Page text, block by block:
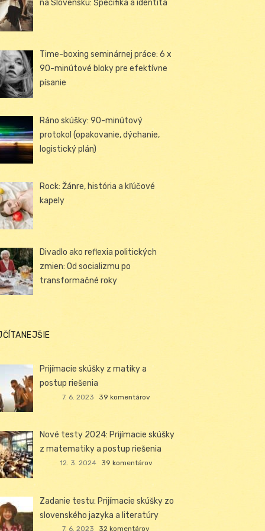
na Slovensku: Špecifiká a identita
Time-boxing seminárnej práce: 6 x
90-minútové bloky pre efektívne
písanie
Ráno skúšky: 90-minútový
protokol (opakovanie, dýchanie,
logistický plán)
Rock: Žánre, história a kľúčové
kapely
Divadlo ako reflexia politických
zmien: Od socializmu po
transformačné roky
Prijímacie skúšky z matiky a
postup riešenia
7. 6. 2023 39 komentárov
Nové testy 2024: Prijímacie skúšky
z matematiky a postup riešenia
12. 3. 2024 39 komentárov
Zadanie testu: Prijímacie skúšky zo
slovenského jazyka a literatúry
7. 6. 2023 32 komentárov